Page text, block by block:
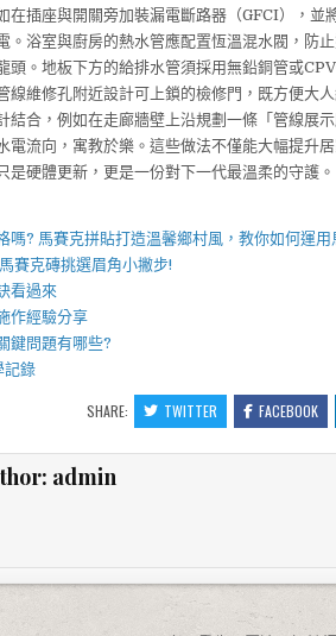
在插座與開關旁加裝漏電斷路器（GFCI），並
。浴室與廚房的熱水管應配置恆溫混水閥，防
頭。地板下方的給排水管須採用無鉛銅管或
線維修孔附近設計可上鎖的檢修門，既方便大
結合，例如在走廊牆壁上沿規劃一條「管線展
電流向，寓教於樂。這些做法不僅能大幅提升
是硬體更新，更是一份對下一代最溫柔的守護。
嗎? 馬賽克拼貼打造溫馨鄉村風，教你如何運用
馬賽克磚挑選眉角小撇步!
看過來
作經驗分享
鍵問題有哪些?
記錄
SHARE: TWITTER FACEBOOK
admin